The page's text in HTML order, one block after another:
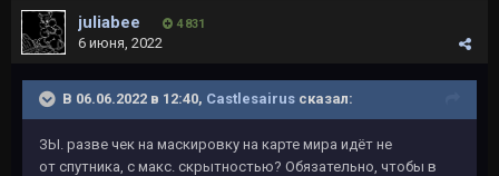
juliabee 4 831
6 июня, 2022
В 06.06.2022 в 12:40, Castlesairus сказал:
ЗЫ. разве чек на маскировку на карте мира идёт не
от спутника, с макс. скрытностью? Обязательно, чтобы в